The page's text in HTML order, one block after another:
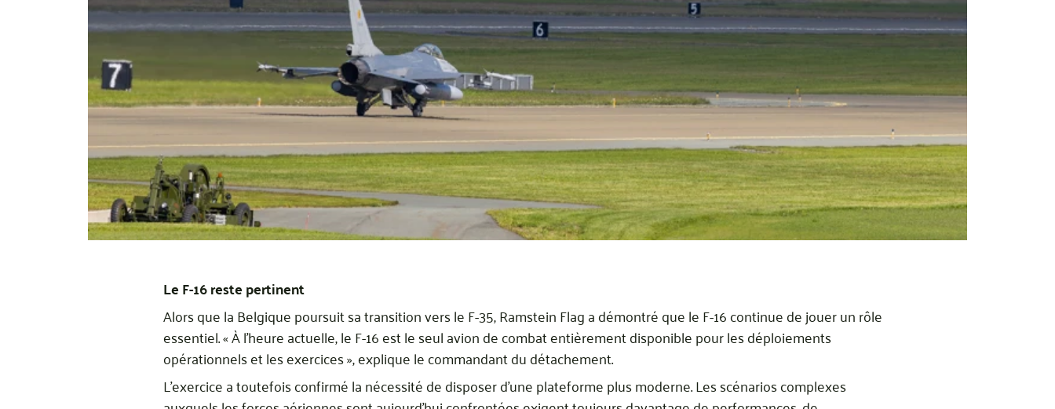
Le F-16 reste pertinent
Alors que la Belgique poursuit sa transition vers le F-35, Ramstein Flag a démontré que le F-16 continue de jouer un rôle
essentiel. « À l’heure actuelle, le F-16 est le seul avion de combat entièrement disponible pour les déploiements
opérationnels et les exercices », explique le commandant du détachement.
L’exercice a toutefois confirmé la nécessité de disposer d’une plateforme plus moderne. Les scénarios complexes